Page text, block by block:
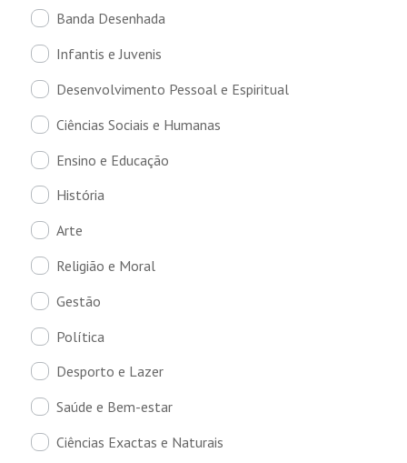
Banda Desenhada
Infantis e Juvenis
Desenvolvimento Pessoal e Espiritual
Ciências Sociais e Humanas
Ensino e Educação
História
Arte
Religião e Moral
Gestão
Política
Desporto e Lazer
Saúde e Bem-estar
Ciências Exactas e Naturais